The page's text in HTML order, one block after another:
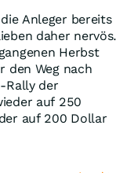
Anleger bereits
daher nervös.
Herbst
den Weg nach
Rally der
auf 250
auf 200 Dollar